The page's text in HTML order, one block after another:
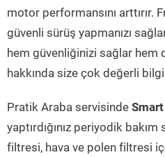
motor performansını arttırır.
güvenli sürüş yapmanızı
hem güvenliğinizi sağlar hem
hakkında size çok değerli
Pratik Araba servisinde Smart
yaptırdığınız periyodik
filtresi, hava ve polen filtresi